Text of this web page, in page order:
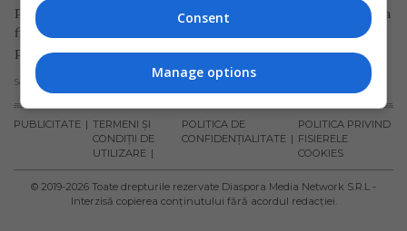
Pe parcursul acestei săptămâni, activitatea în viața personală a
fiecăruia va crește. Pentru celibatari, cunoștințele ocazionale
pot duce la începutul…
Scris de Redacția Jurnal de Emigrant - duminică, 19 iunie 2022
PUBLICITATE
TERMENI ȘI
CONDIȚII DE
UTILIZARE
POLITICA DE
CONFIDENȚIALITATE
POLITICA PRIVIND
FISIERELE
COOKIES
© 2019-2026 Toate drepturile rezervate Diaspora Media Network S.R.L -
Interzisă copierea conținutului fără acordul redacției.
Consent
Manage options